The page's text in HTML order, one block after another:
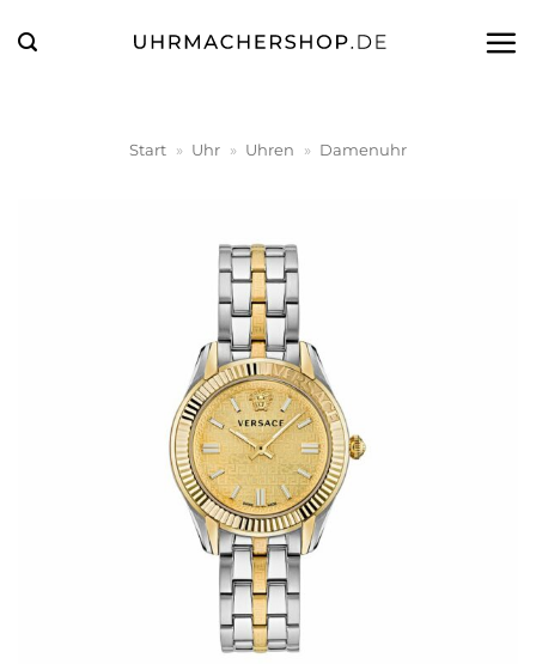
Inhalt
Start » Uhr » Uhren » Damenuhr